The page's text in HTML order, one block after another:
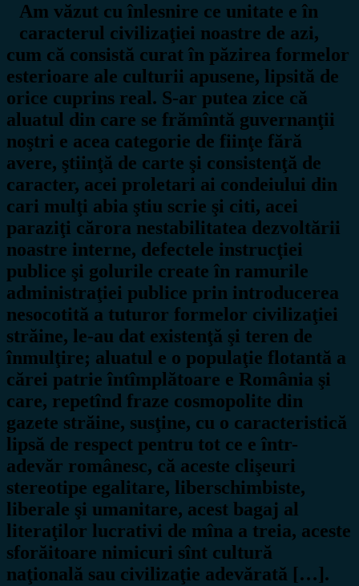
Am văzut cu înlesnire ce unitate e în
caracterul civilizaţiei noastre de azi,
cum că consistă curat în păzirea formelor
esterioare ale culturii apusene, lipsită de
orice cuprins real. S-ar putea zice că
aluatul din care se frămîntă guvernanţii
noştri e acea categorie de fiinţe fără
avere, ştiinţă de carte şi consistenţă de
caracter, acei proletari ai condeiului din
cari mulţi abia ştiu scrie şi citi, acei
paraziţi cărora nestabilitatea dezvoltării
noastre interne, defectele instrucţiei
publice şi golurile create în ramurile
administraţiei publice prin introducerea
nesocotită a tuturor formelor civilizaţiei
străine, le-au dat existenţă şi teren de
înmulţire; aluatul e o populaţie flotantă a
cărei patrie întîmplătoare e România şi
care, repetînd fraze cosmopolite din
gazete străine, susţine, cu o caracteristică
lipsă de respect pentru tot ce e într-
adevăr românesc, că aceste clişeuri
stereotipe egalitare, liberschimbiste,
liberale şi umanitare, acest bagaj al
literaţilor lucrativi de mîna a treia, aceste
sforăitoare nimicuri sînt cultură
naţională sau civilizaţie adevărată […].